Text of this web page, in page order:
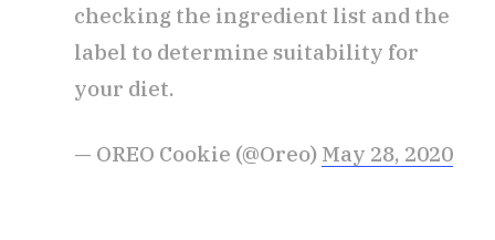
checking the ingredient list and the
label to determine suitability for
your diet.
— OREO Cookie (@Oreo) May 28, 2020